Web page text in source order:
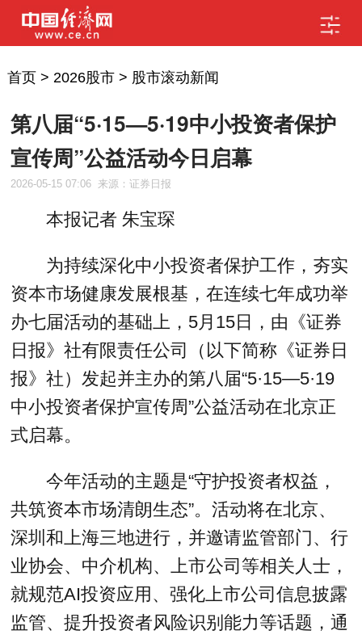
首页> 2026股市> 股市滚动新闻
第八届“5·15—5·19中小投资者保护
宣传周”公益活动今日启幕
2026-05-15 07:06 来源：证券日报
本报记者 朱宝琛
为持续深化中小投资者保护工作，夯实
资本市场健康发展根基，在连续七年成功举
办七届活动的基础上，5月15日，由《证券
日报》社有限责任公司（以下简称《证券日
报》社）发起并主办的第八届“5·15—5·19
中小投资者保护宣传周”公益活动在北京正
式启幕。
今年活动的主题是“守护投资者权益，
共筑资本市场清朗生态”。活动将在北京、
深圳和上海三地进行，并邀请监管部门、行
业协会、中介机构、上市公司等相关人士，
就规范AI投资应用、强化上市公司信息披露
监管、提升投资者风险识别能力等话题，通